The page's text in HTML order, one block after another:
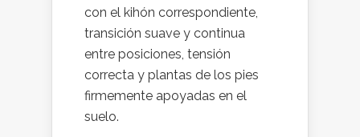
con el kihón correspondiente,
transición suave y continua
entre posiciones, tensión
correcta y plantas de los pies
firmemente apoyadas en el
suelo.